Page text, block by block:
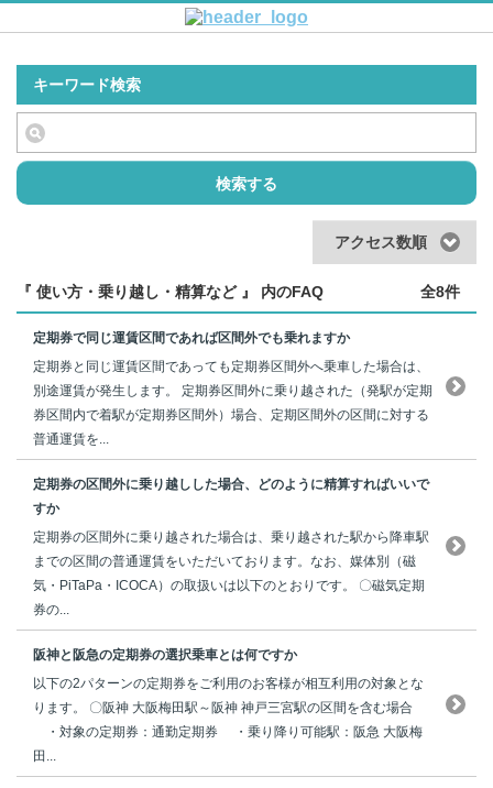
キーワード検索
検索する
アクセス数順
『 使い方・乗り越し・精算など 』 内のFAQ 全8件
定期券で同じ運賃区間であれば区間外でも乗れますか
定期券と同じ運賃区間であっても定期券区間外へ乗車した場合は、
別途運賃が発生します。 定期券区間外に乗り越された（発駅が定期
券区間内で着駅が定期券区間外）場合、定期区間外の区間に対する
普通運賃を...
定期券の区間外に乗り越しした場合、どのように精算すればいいで
すか
定期券の区間外に乗り越された場合は、乗り越された駅から降車駅
までの区間の普通運賃をいただいております。なお、媒体別（磁
気・PiTaPa・ICOCA）の取扱いは以下のとおりです。 〇磁気定期
券の...
阪神と阪急の定期券の選択乗車とは何ですか
以下の2パターンの定期券をご利用のお客様が相互利用の対象とな
ります。 〇阪神 大阪梅田駅～阪神 神戸三宮駅の区間を含む場合
・対象の定期券：通勤定期券 ・乗り降り可能駅：阪急 大阪梅
田...